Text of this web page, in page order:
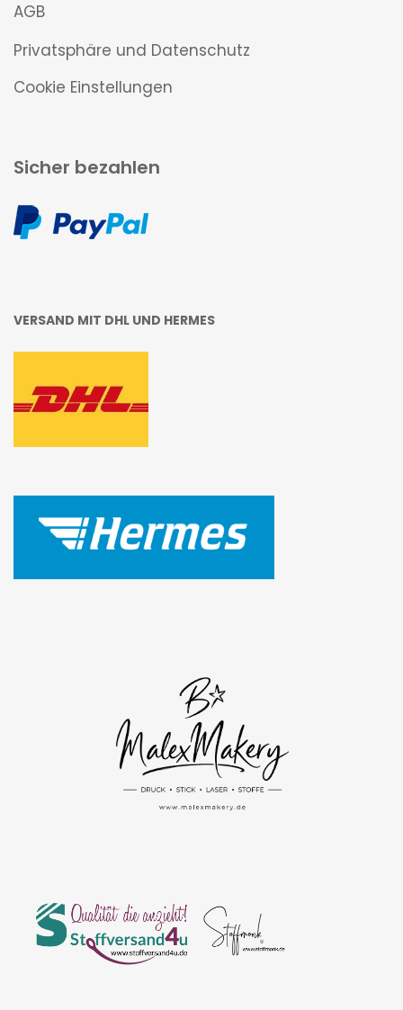
AGB
Privatsphäre und Datenschutz
Cookie Einstellungen
Sicher bezahlen
VERSAND MIT DHL UND HERMES